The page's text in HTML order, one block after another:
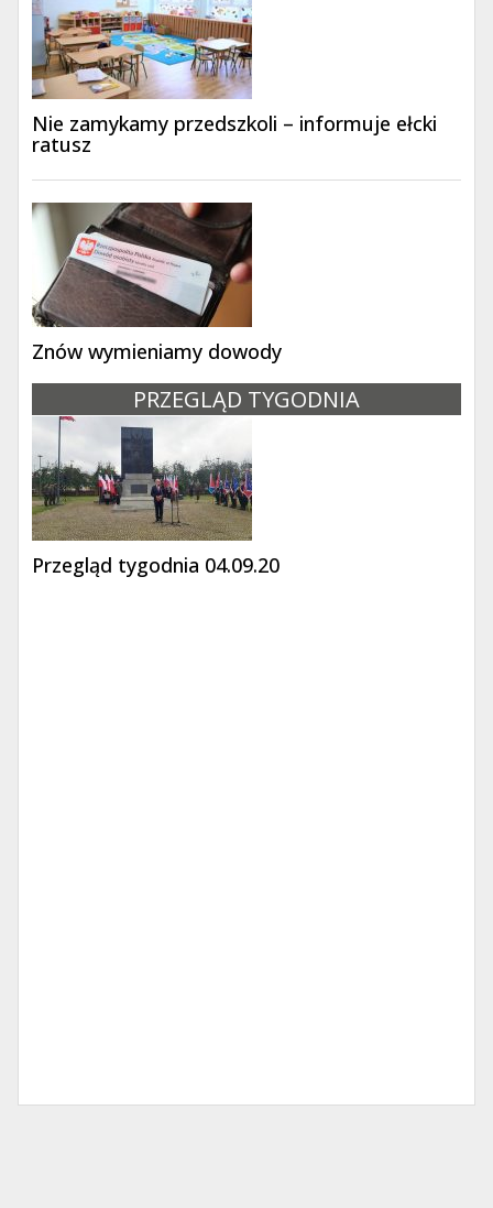
Nie zamykamy przedszkoli – informuje ełcki
ratusz
Znów wymieniamy dowody
PRZEGLĄD TYGODNIA
Przegląd tygodnia 04.09.20